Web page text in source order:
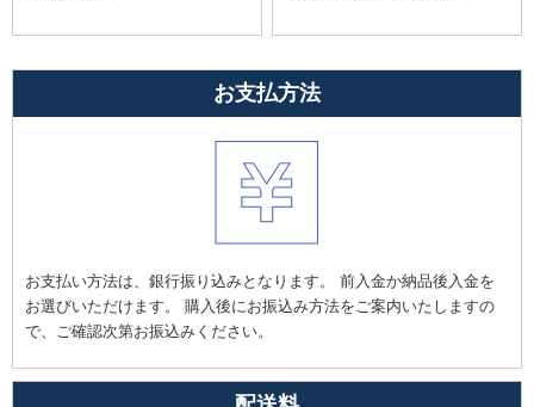
お支払方法
お支払い方法は、銀行振り込みとなります。 前入金か納品後入金を
お選びいただけます。 購入後にお振込み方法をご案内いたしますの
で、ご確認次第お振込みください。